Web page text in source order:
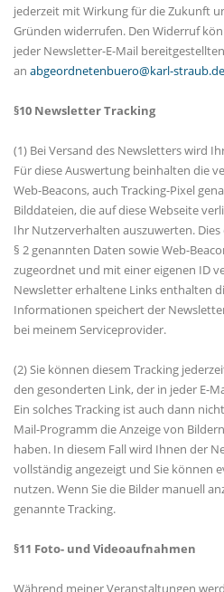
jederzeit mit Wirkung für die Zukunft
Gründen widerrufen. Den Widerruf
jeder Newsletter-E-Mail
an abgeordnetenbuero@karl-straub.de
§10 Newsletter Tracking
(1) Bei Versand des Newsletters wird
Für diese Auswertung beinhalten die
Web-Beacons, auch Tracking-Pixel
Bilddateien, die auf diese Webseite
Ihr Nutzerverhalten auszuwerten.
§ 2 genannten Daten sowie Web-
zugeordnet und mit einer eigenen ID
Newsletter erhaltene Links enthalten
Informationen speichert der
bei meinem Serviceprovider.
(2) Sie können diesem Tracking
den gesonderten Link, der in jeder E-
Ein solches Tracking ist auch dann
Mail-Programm die Anzeige von
haben. In diesem Fall wird Ihnen der
vollständig angezeigt und Sie können
nutzen. Wenn Sie die Bilder manuell
genannte Tracking.
§11 Foto- und Videoaufnahmen
Während meiner Veranstaltungen